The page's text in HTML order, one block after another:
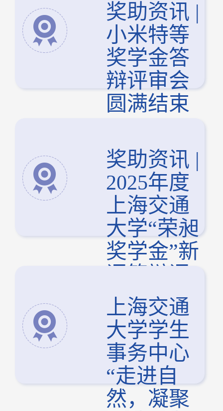
奖助资讯 |
小米特等
奖学金答
辩评审会
圆满结束
奖助资讯 |
2025年度
上海交通
大学“荣昶
奖学金”新
审会圆满
结束
上海交通
大学学生
事务中心
“走进自
然，凝聚